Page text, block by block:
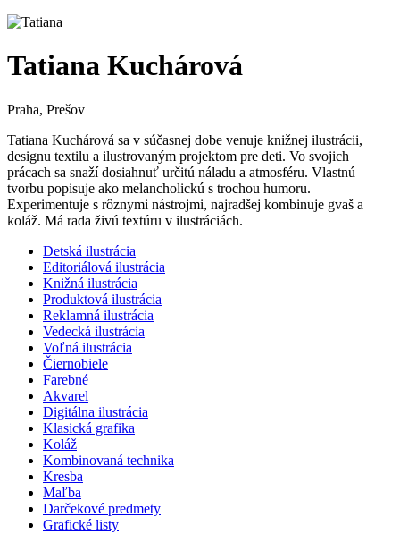
Tatiana Kuchárová
Praha, Prešov
Tatiana Kuchárová sa v súčasnej dobe venuje knižnej ilustrácii,
designu textilu a ilustrovaným projektom pre deti. Vo svojich
prácach sa snaží dosiahnuť určitú náladu a atmosféru. Vlastnú
tvorbu popisuje ako melancholickú s trochou humoru.
Experimentuje s rôznymi nástrojmi, najradšej kombinuje gvaš a
koláž. Má rada živú textúru v ilustráciách.
Detská ilustrácia
Editoriálová ilustrácia
Knižná ilustrácia
Produktová ilustrácia
Reklamná ilustrácia
Vedecká ilustrácia
Voľná ilustrácia
Čiernobiele
Farebné
Akvarel
Digitálna ilustrácia
Klasická grafika
Koláž
Kombinovaná technika
Kresba
Maľba
Darčekové predmety
Grafické listy